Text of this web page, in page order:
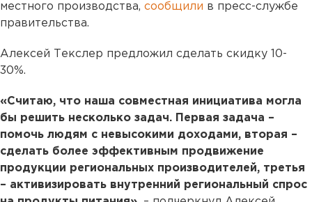
местного производства, сообщили в пресс-службе
правительства.
Алексей Текслер предложил сделать скидку 10-
30%.
«Считаю, что наша совместная инициатива могла
бы решить несколько задач. Первая задача –
помочь людям с невысокими доходами, вторая –
сделать более эффективным продвижение
продукции региональных производителей, третья
– активизировать внутренний региональный спрос